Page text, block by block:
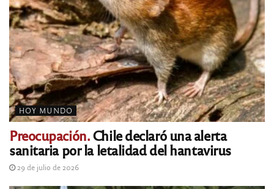
HOY MUNDO
Preocupación.Chile declaró una alerta
sanitaria por la letalidad del hantavirus
29 de julio de 2026